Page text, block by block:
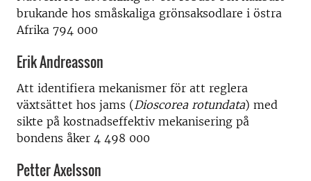
brukande hos småskaliga grönsaksodlare i östra
Afrika 794 000
Erik Andreasson
Att identifiera mekanismer för att reglera
växtsättet hos jams (Dioscorea rotundata) med
sikte på kostnadseffektiv mekanisering på
bondens åker 4 498 000
Petter Axelsson